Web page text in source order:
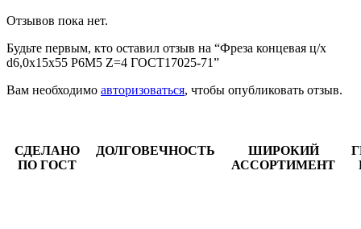
Отзывов пока нет.
Будьте первым, кто оставил отзыв на “Фреза концевая ц/х
d6,0х15х55 Р6М5 Z=4 ГОСТ17025-71”
Вам необходимо авторизоваться, чтобы опубликовать отзыв.
СДЕЛАНО
ПО ГОСТ
ДОЛГОВЕЧНОСТЬ
ШИРОКИЙ
АССОРТИМЕНТ